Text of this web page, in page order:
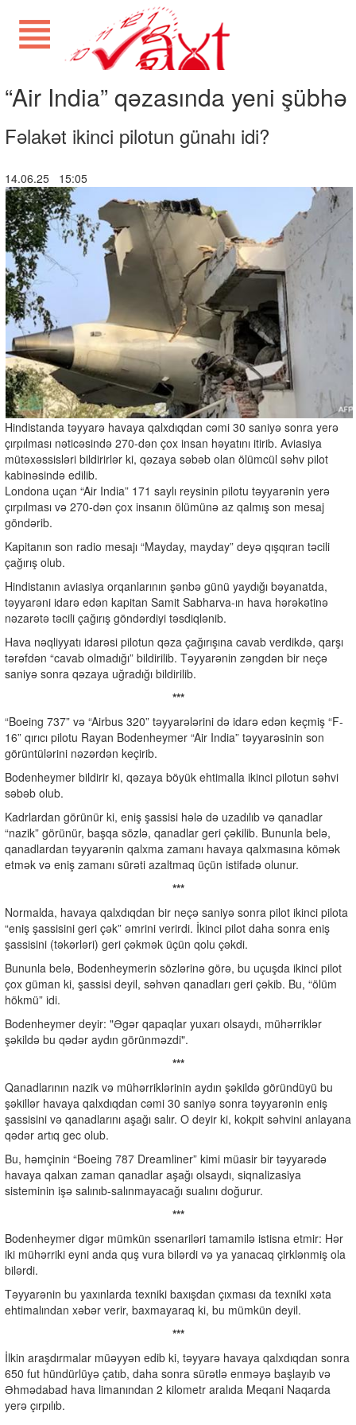
“Air India” qəzasında yeni şübhə
Fəlakət ikinci pilotun günahı idi?
14.06.25 15:05
Hindistanda təyyarə havaya qalxdıqdan cəmi 30 saniyə sonra yerə
çırpılması nəticəsində 270-dən çox insan həyatını itirib. Aviasiya
mütəxəssisləri bildirirlər ki, qəzaya səbəb olan ölümcül səhv pilot
kabinəsində edilib.
Londona uçan “Air India” 171 saylı reysinin pilotu təyyarənin yerə
çırpılması və 270-dən çox insanın ölümünə az qalmış son mesaj
göndərib.
Kapitanın son radio mesajı “Mayday, mayday” deyə qışqıran təcili
çağırış olub.
Hindistanın aviasiya orqanlarının şənbə günü yaydığı bəyanatda,
təyyarəni idarə edən kapitan Samit Sabharva-ın hava hərəkətinə
nəzarətə təcili çağırış göndərdiyi təsdiqlənib.
Hava nəqliyyatı idarəsi pilotun qəza çağırışına cavab verdikdə, qarşı
tərəfdən “cavab olmadığı” bildirilib. Təyyarənin zəngdən bir neçə
saniyə sonra qəzaya uğradığı bildirilib.
***
“Boeing 737” və “Airbus 320” təyyarələrini də idarə edən keçmiş “F-
16” qırıcı pilotu Rayan Bodenheymer “Air India” təyyarəsinin son
görüntülərini nəzərdən keçirib.
Bodenheymer bildirir ki, qəzaya böyük ehtimalla ikinci pilotun səhvi
səbəb olub.
Kadrlardan görünür ki, eniş şassisi hələ də uzadılıb və qanadlar
“nazik” görünür, başqa sözlə, qanadlar geri çəkilib. Bununla belə,
qanadlardan təyyarənin qalxma zamanı havaya qalxmasına kömək
etmək və eniş zamanı sürəti azaltmaq üçün istifadə olunur.
***
Normalda, havaya qalxdıqdan bir neçə saniyə sonra pilot ikinci pilota
“eniş şassisini geri çək” əmrini verirdi. İkinci pilot daha sonra eniş
şassisini (təkərləri) geri çəkmək üçün qolu çəkdi.
Bununla belə, Bodenheymerin sözlərinə görə, bu uçuşda ikinci pilot
çox güman ki, şassisi deyil, səhvən qanadları geri çəkib. Bu, “ölüm
hökmü” idi.
Bodenheymer deyir: "Əgər qapaqlar yuxarı olsaydı, mühərriklər
şəkildə bu qədər aydın görünməzdi".
***
Qanadlarının nazik və mühərriklərinin aydın şəkildə göründüyü bu
şəkillər havaya qalxdıqdan cəmi 30 saniyə sonra təyyarənin eniş
şassisini və qanadlarını aşağı salır. O deyir ki, kokpit səhvini anlayana
qədər artıq gec olub.
Bu, həmçinin “Boeing 787 Dreamliner” kimi müasir bir təyyarədə
havaya qalxan zaman qanadlar aşağı olsaydı, siqnalizasiya
sisteminin işə salınıb-salınmayacağı sualını doğurur.
***
Bodenheymer digər mümkün ssenariləri tamamilə istisna etmir: Hər
iki mühərriki eyni anda quş vura bilərdi və ya yanacaq çirklənmiş ola
bilərdi.
Təyyarənin bu yaxınlarda texniki baxışdan çıxması da texniki xəta
ehtimalından xəbər verir, baxmayaraq ki, bu mümkün deyil.
***
İlkin araşdırmalar müəyyən edib ki, təyyarə havaya qalxdıqdan sonra
650 fut hündürlüyə çatıb, daha sonra sürətlə enməyə başlayıb və
Əhmədabad hava limanından 2 kilometr aralıda Meqani Naqarda
yerə çırpılıb.